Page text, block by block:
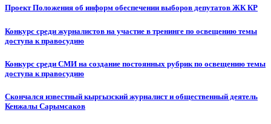
Проект Положения об информ обеспечении выборов депутатов ЖК КР
Конкурс среди журналистов на участие в тренинге по освещению темы
доступа к правосудию
Конкурс среди СМИ на создание постоянных рубрик по освещению темы
доступа к правосудию
Скончался известный кыргызский журналист и общественный деятель
Кенжалы Сарымсаков